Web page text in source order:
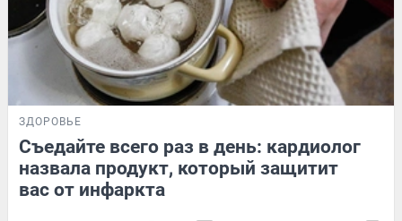
ЗДОРОВЬЕ
Съедайте всего раз в день: кардиолог
назвала продукт, который защитит
вас от инфаркта